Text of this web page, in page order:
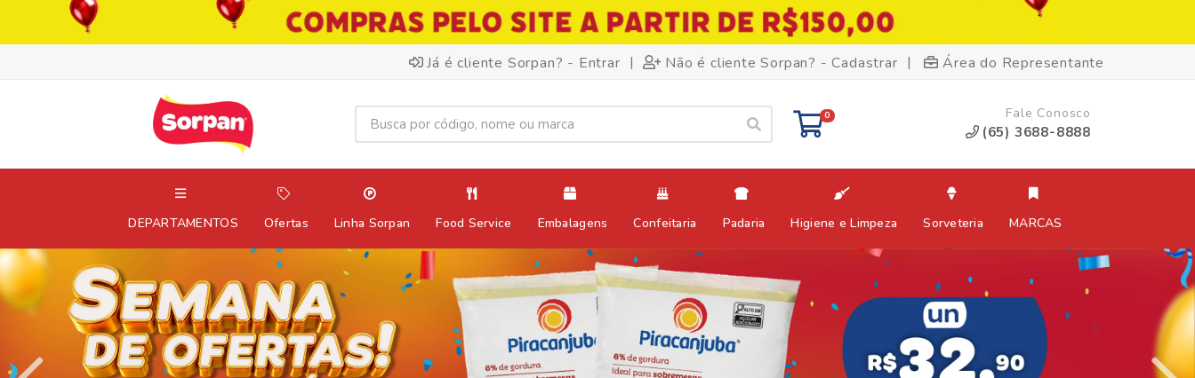
Já é cliente Sorpan? - Entrar | Não é cliente Sorpan? - Cadastrar | Área do Representante
0 Fale Conosco
(65) 3688-8888
DEPARTAMENTOS Ofertas Linha Sorpan Food Service Embalagens Confeitaria Padaria Higiene e Limpeza Sorveteria MARCAS